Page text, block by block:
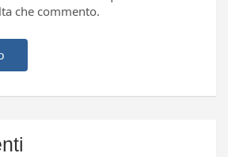
che commento.